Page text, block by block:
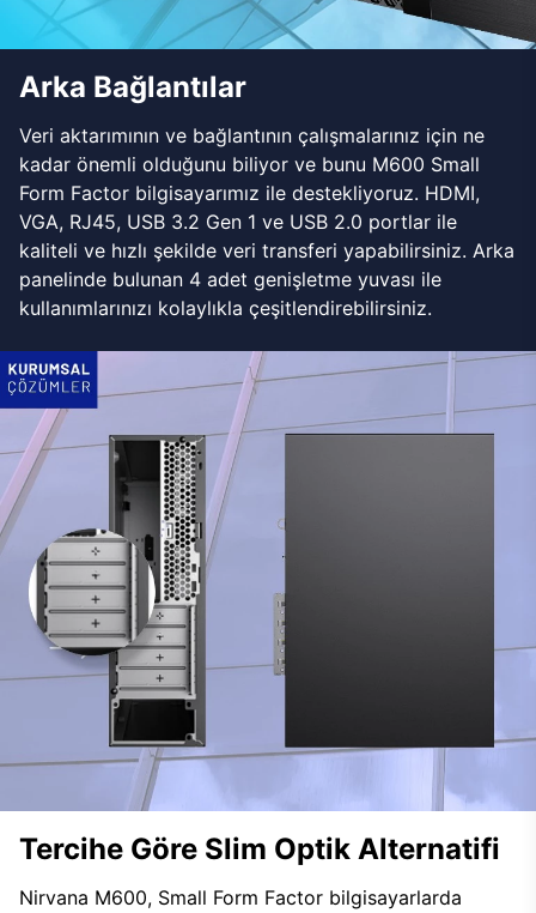
Arka Bağlantılar
Veri aktarımının ve bağlantının çalışmalarınız için ne
kadar önemli olduğunu biliyor ve bunu M600 Small
Form Factor bilgisayarımız ile destekliyoruz. HDMI,
VGA, RJ45, USB 3.2 Gen 1 ve USB 2.0 portlar ile
kaliteli ve hızlı şekilde veri transferi yapabilirsiniz. Arka
panelinde bulunan 4 adet genişletme yuvası ile
kullanımlarınızı kolaylıkla çeşitlendirebilirsiniz.
Tercihe Göre Slim Optik Alternatifi
Nirvana M600, Small Form Factor bilgisayarlarda